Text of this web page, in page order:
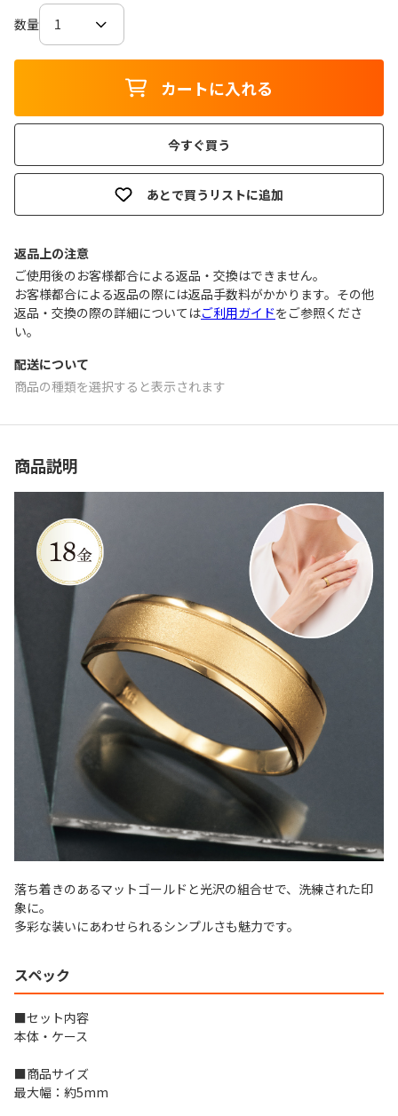
数量
カートに入れる
今すぐ買う
あとで買うリストに追加
返品上の注意
ご使用後のお客様都合による返品・交換はできません｡
お客様都合による返品の際には返品手数料がかかります。その他
返品・交換の際の詳細についてはご利用ガイドをご参照くださ
い。
配送について
商品の種類を選択すると表示されます
商品説明
落ち着きのあるマットゴールドと光沢の組合せで、洗練された印
象に。
多彩な装いにあわせられるシンプルさも魅力です。
スペック
■セット内容
本体・ケース
■商品サイズ
最大幅：約5mm